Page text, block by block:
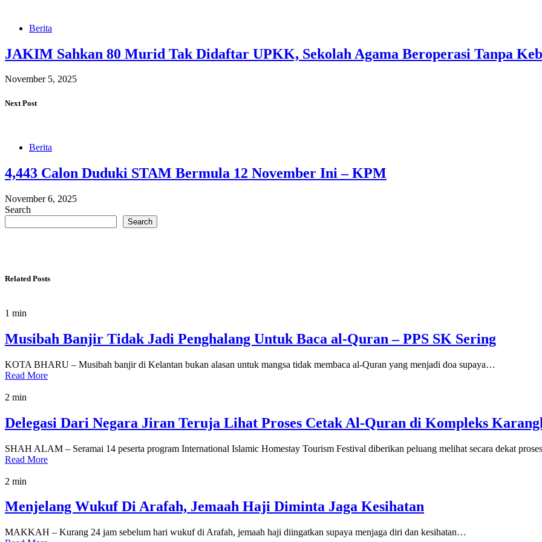
Berita
JAKIM Sahkan 80 Murid Tak Didaftar UPKK, Sekolah Agama Beroperasi Tanpa
November 5, 2025
Next Post
Berita
4,443 Calon Duduki STAM Bermula 12 November Ini – KPM
November 6, 2025
Search
Search
Related Posts
1 min
Musibah Banjir Tidak Jadi Penghalang Untuk Baca al-Quran – PPS SK Sering
KOTA BHARU – Musibah banjir di Kelantan bukan alasan untuk mangsa tidak membaca al-Quran yang menjadi doa supaya…
Read More
2 min
Delegasi Dari Negara Jiran Teruja Lihat Proses Cetak Al-Quran di Kompleks
SHAH ALAM – Seramai 14 peserta program International Islamic Homestay Tourism Festival diberikan peluang melihat secara dekat
Read More
2 min
Menjelang Wukuf Di Arafah, Jemaah Haji Diminta Jaga Kesihatan
MAKKAH – Kurang 24 jam sebelum hari wukuf di Arafah, jemaah haji diingatkan supaya menjaga diri dan kesihatan…